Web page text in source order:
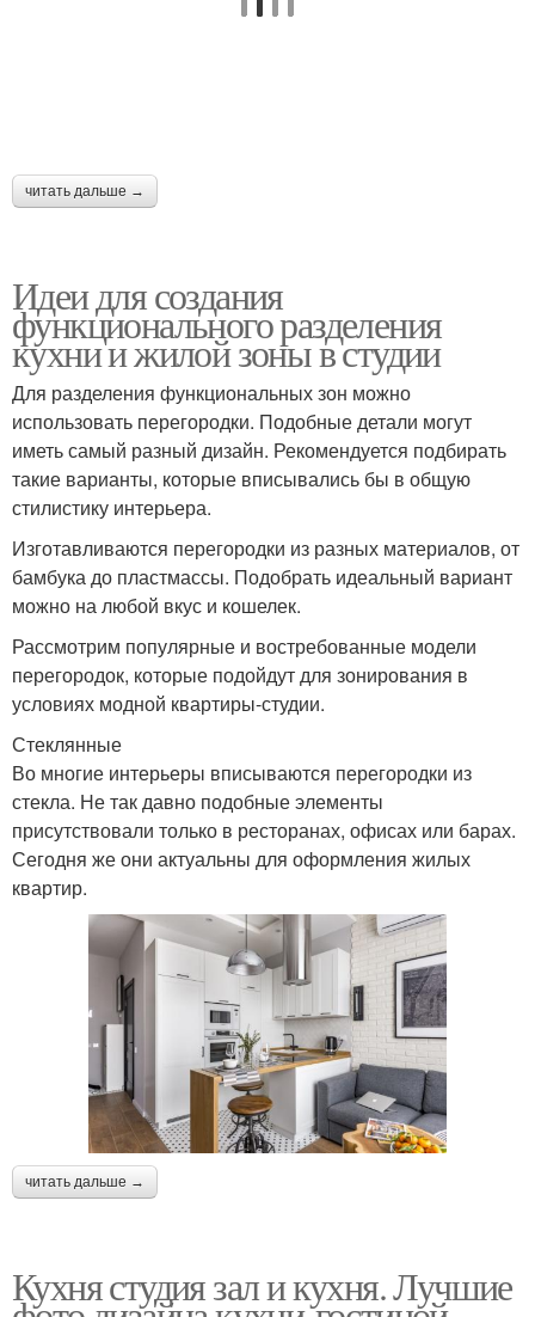
читать дальше →
Идеи для создания
функционального разделения
кухни и жилой зоны в студии
Для разделения функциональных зон можно
использовать перегородки. Подобные детали могут
иметь самый разный дизайн. Рекомендуется подбирать
такие варианты, которые вписывались бы в общую
стилистику интерьера.
Изготавливаются перегородки из разных материалов, от
бамбука до пластмассы. Подобрать идеальный вариант
можно на любой вкус и кошелек.
Рассмотрим популярные и востребованные модели
перегородок, которые подойдут для зонирования в
условиях модной квартиры-студии.
Стеклянные
Во многие интерьеры вписываются перегородки из
стекла. Не так давно подобные элементы
присутствовали только в ресторанах, офисах или барах.
Сегодня же они актуальны для оформления жилых
квартир.
читать дальше →
Кухня студия зал и кухня. Лучшие